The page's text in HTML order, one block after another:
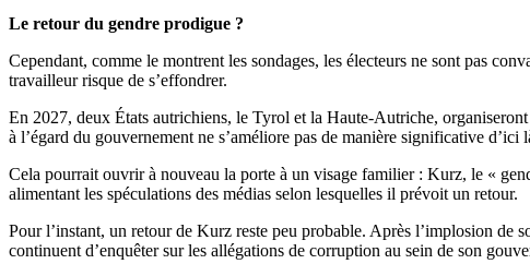
Le retour du gendre prodigue ?
Cependant, comme le montrent les sondages, les électeurs ne sont pas
travailleur risque de s’effondrer.
En 2027, deux États autrichiens, le Tyrol et la Haute-Autriche,
à l’égard du gouvernement ne s’améliore pas de manière significative
Cela pourrait ouvrir à nouveau la porte à un visage familier : Kurz, le «
alimentant les spéculations des médias selon lesquelles il prévoit un retour.
Pour l’instant, un retour de Kurz reste peu probable. Après l’implosion de
continuent d’enquêter sur les allégations de corruption au sein de son